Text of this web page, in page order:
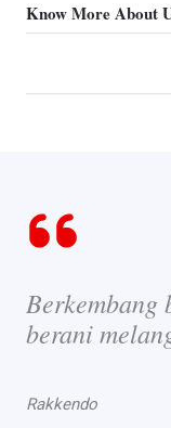
Know More About
Berkembang
berani
Rakkendo